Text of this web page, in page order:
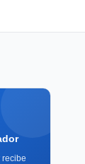
recibe